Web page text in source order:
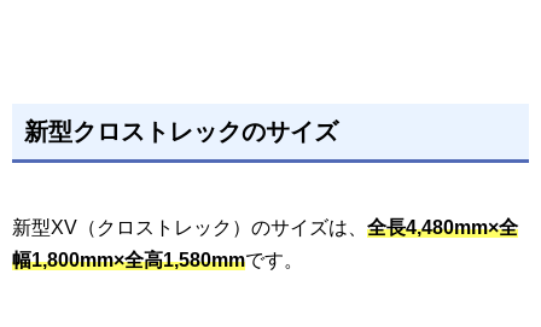
新型クロストレックのサイズ
新型XV（クロストレック）のサイズは、 全長4,480mm×全
幅1,800mm×全高1,580mmです。